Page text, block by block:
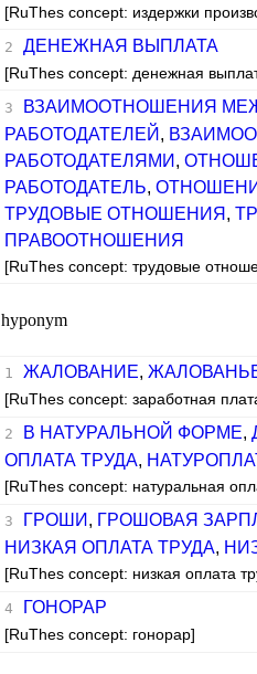
[RuThes concept: издержки
ДЕНЕЖНАЯ ВЫПЛАТА
[RuThes concept: денежная
ВЗАИМООТНОШЕНИЯ
РАБОТОДАТЕЛЕЙ ,
РАБОТОДАТЕЛЯМИ ,
РАБОТОДАТЕЛЬ,
ТРУДОВЫЕ ОТНОШЕНИЯ ,
ПРАВООТНОШЕНИЯ
[RuThes concept: трудовые
hyponym
ЖАЛОВАНИЕ,
[RuThes concept: заработная
В НАТУРАЛЬНОЙ ФОРМЕ,
ОПЛАТА ТРУДА,
[RuThes concept: натуральная
ГРОШИ , ГРОШОВАЯ
НИЗКАЯ ОПЛАТА ТРУДА,
[RuThes concept: низкая оплата
ГОНОРАР
[RuThes concept: гонорар]